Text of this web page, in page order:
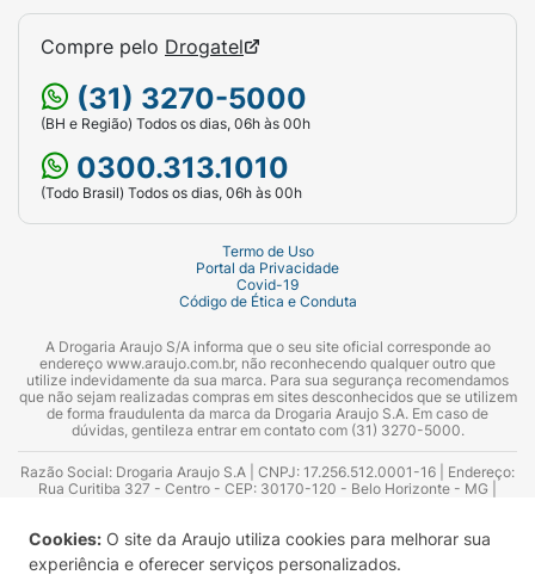
Cookies: O site da Araujo utiliza cookies para melhorar sua
experiência e oferecer serviços personalizados.
distância mínima de 1 metro desses objetos.
Especificações técnicas do produto
Marca : Suggar.
Modelo: Fresh.
Capacidade: 4 litros.
Tempo de funcionamento: até 12 horas
Tecnologia: Ultrassônica (névoa fria).
Controle de névoa: Sim (ajustável).
Lâmpada piloto: Sim.
Ruído: Supersilencioso.
Compre pelo Drogatel
(31) 3270-5000
(BH e Região) Todos os dias, 06h às 00h
0300.313.1010
(Todo Brasil) Todos os dias, 06h às 00h
Termo de Uso
Portal da Privacidade
Covid-19
Código de Ética e Conduta
A Drogaria Araujo S/A informa que o seu site oficial corresponde ao
endereço www.araujo.com.br, não reconhecendo qualquer outro que
utilize indevidamente da sua marca. Para sua segurança recomendamos
que não sejam realizadas compras em sites desconhecidos que se utilizem
de forma fraudulenta da marca da Drogaria Araujo S.A. Em caso de
dúvidas, gentileza entrar em contato com (31) 3270-5000.
Razão Social: Drogaria Araujo S.A | CNPJ: 17.256.512.0001-16 | Endereço:
Rua Curitiba 327 - Centro - CEP: 30170-120 - Belo Horizonte - MG |
Azevedo Guimarães – CRF 10.965 | Yasmin Silva Alvarenga – CRF 52.584 -
Consultor substituto: Thiago Aguiar Pinheiro - CRF Nº 13.748. Alvará
Sanitário: 2025020713 | Autorização de Funcionamento da Empresa (AFE):